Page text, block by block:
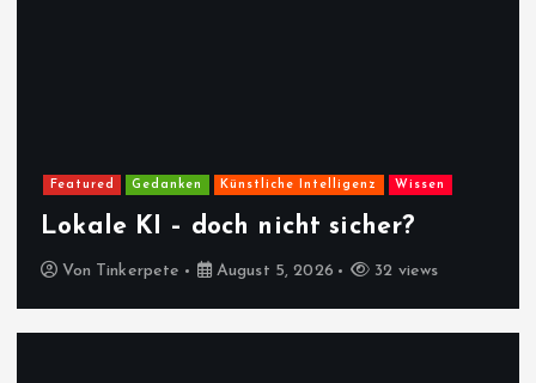
Featured Gedanken Künstliche Intelligenz Wissen
Lokale KI – doch nicht sicher?
Von Tinkerpete August 5, 2026 32 views